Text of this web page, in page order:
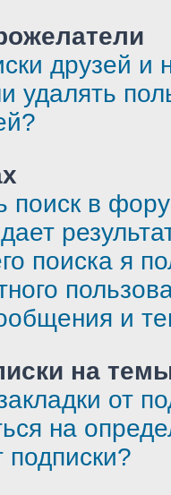
друзей и
удалять
поиск в
поиска я
и
на
от
на
подписки?